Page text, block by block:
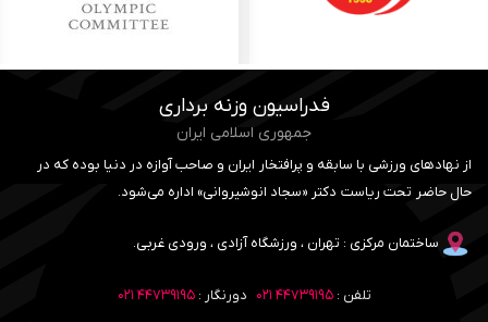
فدراسیون وزنه برداری
جمهوری اسلامی ایران
از نهادهای ورزشی با سابقه و پرافتخار ایران و صاحب آوازه در دنیا بوده که در
حال حاضر تحت ریاست دکتر «سجاد انوشیروانی» اداره می‌شود.
ساختمان مرکزی : تهران ، ورزشگاه آزادی ، ورودی غربی.
تلفن :۴۴۷۳۹۱۹۵ ۰۲۱ دورنگار :۴۴۷۳۹۱۹۵ ۰۲۱